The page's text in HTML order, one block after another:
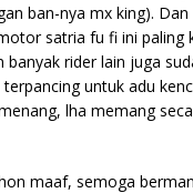
ban-nya mx king).
satria fu fi ini paling
banyak rider lain juga
untuk adu
lha memang
maaf, semoga